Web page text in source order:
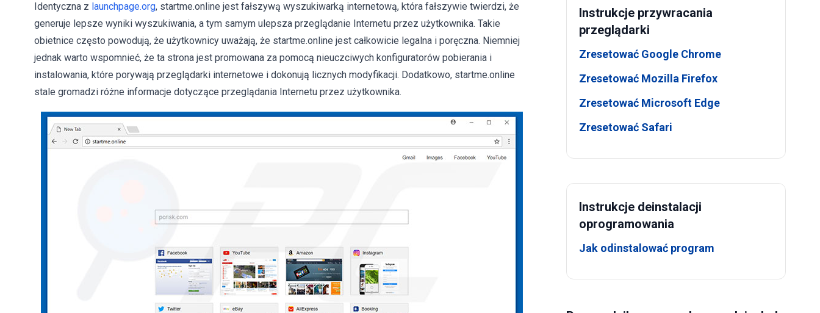
Identyczna z launchpage.org, startme.online jest fałszywą wyszukiwarką internetową, która fałszywie twierdzi, że
generuje lepsze wyniki wyszukiwania, a tym samym ulepsza przeglądanie Internetu przez użytkownika. Takie
obietnice często powodują, że użytkownicy uważają, że startme.online jest całkowicie legalna i poręczna. Niemniej
jednak warto wspomnieć, że ta strona jest promowana za pomocą nieuczciwych konfiguratorów pobierania i
instalowania, które porywają przeglądarki internetowe i dokonują licznych modyfikacji. Dodatkowo, startme.online
stale gromadzi różne informacje dotyczące przeglądania Internetu przez użytkownika.
Instrukcje przywracania
przeglądarki
Zresetować Google Chrome
Zresetować Mozilla Firefox
Zresetować Microsoft Edge
Zresetować Safari
Instrukcje deinstalacji
oprogramowania
Jak odinstalować program